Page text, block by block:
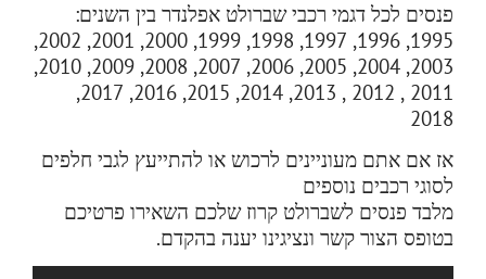
פנסים לכל דגמי רכבי שברולט אפלנדר בין השנים:
1995, 1996, 1997, 1998, 1999, 2000, 2001, 2002,
2003, 2004, 2005, 2006, 2007, 2008, 2009, 2010,
2011 , 2012 , 2013, 2014, 2015, 2016, 2017,
2018
אז אם אתם מעוניינים לרכוש או להתייעץ לגבי חלפים
לסוגי רכבים נוספים
מלבד פנסים לשברולט קרוז שלכם השאירו פרטיכם
בטופס הצור קשר ונציגינו יענה בהקדם.